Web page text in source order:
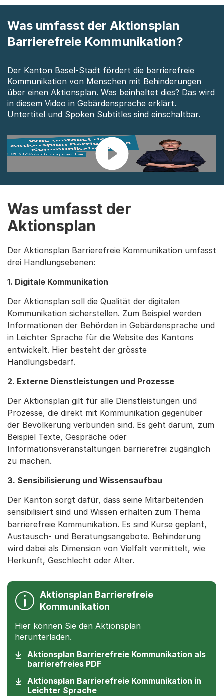
Was umfasst der Aktionsplan
Barrierefreie Kommunikation?
Der Kanton Basel-Stadt fördert die barrierefreie
Kommunikation von Menschen mit Behinderungen
über einen Aktionsplan. Was beinhaltet dies? Das wird
in diesem Video in Gebärdensprache erklärt.
Untertitel und Spoken Subtitles sind einschaltbar.
Was umfasst der
Aktionsplan
Der Aktionsplan Barrierefreie Kommunikation umfasst
drei Handlungsebenen:
1. Digitale Kommunikation
Der Aktionsplan soll die Qualität der digitalen
Kommunikation sicherstellen. Zum Beispiel werden
Informationen der Behörden in Gebärdensprache und
in Leichter Sprache für die Website des Kantons
entwickelt. Hier besteht der grösste
Handlungsbedarf.
2. Externe Dienstleistungen und Prozesse
Der Aktionsplan gilt für alle Dienstleistungen und
Prozesse, die direkt mit Kommunikation gegenüber
der Bevölkerung verbunden sind. Es geht darum, zum
Beispiel Texte, Gespräche oder
Informationsveranstaltungen barrierefrei zugänglich
zu machen.
3. Sensibilisierung und Wissensaufbau
Der Kanton sorgt dafür, dass seine Mitarbeitenden
sensibilisiert sind und Wissen erhalten zum Thema
barrierefreie Kommunikation. Es sind Kurse geplant,
Austausch- und Beratungsangebote. Behinderung
wird dabei als Dimension von Vielfalt vermittelt, wie
Herkunft, Geschlecht oder Alter.
Aktionsplan Barrierefreie
Kommunikation
Hier können Sie den Aktionsplan
herunterladen.
Aktionsplan Barrierefreie Kommunikation als
barrierefreies PDF(Startet einen Download)
Aktionsplan Barrierefreie Kommunikation in
Leichter Sprache(Startet einen Download)